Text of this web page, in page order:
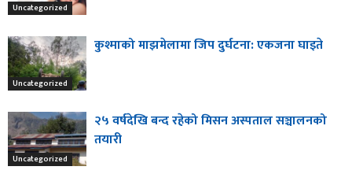
Uncategorized
Uncategorized
कुश्माको माझमेलामा जिप दुर्घटना: एकजना घाइते
Uncategorized
२५ वर्षदेखि बन्द रहेको मिसन अस्पताल सञ्चालनको
तयारी